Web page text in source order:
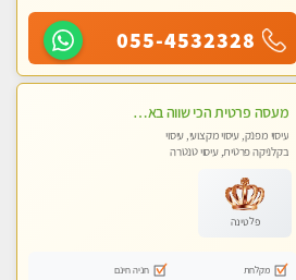
055-4532328
מעסה פרטית הכי שווה באזור המרכז!!!
עיסוי מפנק, עיסוי מקצועי, עיסוי
בקלניקה פרטית, עיסוי טנטרה
פלטינה
מקלחת
חניה חינם